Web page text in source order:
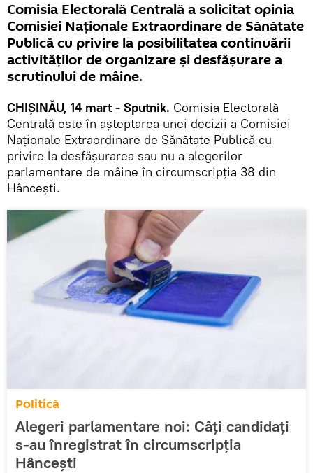
Comisia Electorală Centrală a solicitat opinia
Comisiei Naționale Extraordinare de Sănătate
Publică cu privire la posibilitatea continuării
activităților de organizare și desfășurare a
scrutinului de mâine.
CHIȘINĂU, 14 mart - Sputnik. Comisia Electorală
Centrală este în așteptarea unei decizii a Comisiei
Naționale Extraordinare de Sănătate Publică cu
privire la desfășurarea sau nu a alegerilor
parlamentare de mâine în circumscripția 38 din
Hâncești.
Politică
Alegeri parlamentare noi: Câți candidați
s-au înregistrat în circumscripția
Hâncești